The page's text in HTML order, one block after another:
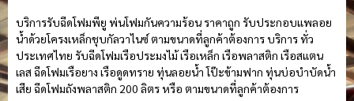
บริการรับฉีดโฟมพียู พ่นโฟมกันความร้อน ราคาถูก รับประกอบแพลอย
น้ำด้วยโครงเหล็กชุบกัลวาไนซ์ ตามขนาดที่ลูกค้าต้องการ บริการ ทั่ว
ประเทศไทย รับฉีดโฟมเรือประมงไม้ เรือเหล็ก เรือพลาสติก เรือสแตน
เลส ฉีดโฟมเรือยาง เรือดูดทราย ทุ่นลอยน้ำ โป๊ะข้ามฟาก ทุ่นบ่อบำบัดน้ำ
เสีย ฉีดโฟมถังพลาสติก 200 ลิตร หรือ ตามขนาดที่ลูกค้าต้องการ